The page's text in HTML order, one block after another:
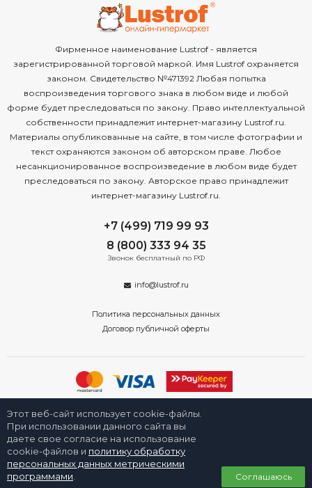
Фирменное наименование Lustrof - является
зарегистрированной торговой маркой. Имя Lustrof охраняется
законом. Свидетельство №471392 Любая попытка
воспроизведения торгового знака в любом виде и любой
форме будет преследоваться по закону. Право интеллектуальной
собственности принадлежит интернет-магазину Lustrof.ru.
Материалы опубликованные на сайте, в том числе фотографии и
текст охраняются законом об авторском праве. Любое
несанкционированное воспроизведение в любом виде будет
преследоваться по закону. Авторское право принадлежит
интернет-магазину Lustrof.ru.
+7 (499) 719 99 93
8 (800) 333 94 35
Звонок бесплатный по РФ
info@lustrof.ru
Политика персональных данных
Договор публичной оферты
2008-2026 © Интернет-магазин светильников «Люстроф» в Москве -
приборы освещения для дома и улицы от производителя с доставкой
по России. Все права защищены.
Этот веб-сайт использует cookie-файлы.
При использовании данного сайта вы
даете свое согласие на использование
cookie-файлов и политику обработку
персональных данных метрическими
программами
Соглашаюсь